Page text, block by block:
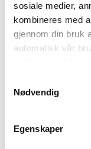
sosiale medier,
kombineres med
gjennom din bruk
automatisk vår
Nødvendig
Egenskaper